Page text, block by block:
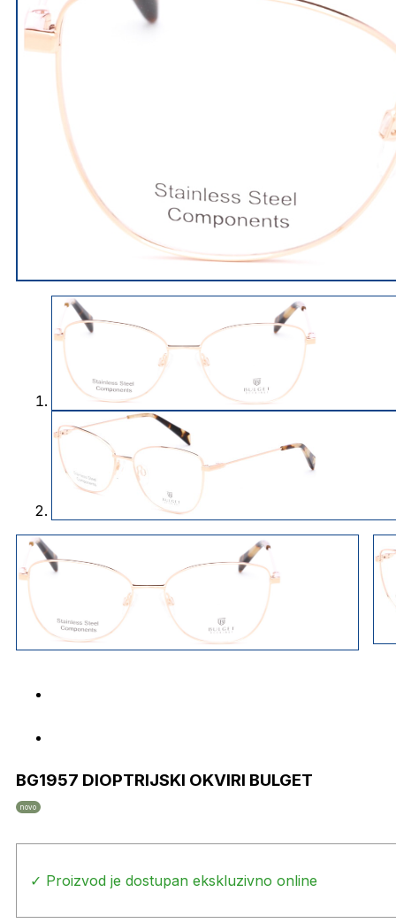
BG1957 DIOPTRIJSKI OKVIRI BULGET
novo
✓ Proizvod je dostupan ekskluzivno online